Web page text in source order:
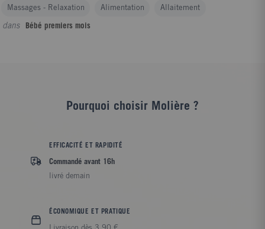
Massages - Relaxation Alimentation Allaitement
dans Bébé premiers mois
Pourquoi choisir Molière ?
EFFICACITÉ ET RAPIDITÉ
Commandé avant 16h
livré demain
ÉCONOMIQUE ET PRATIQUE